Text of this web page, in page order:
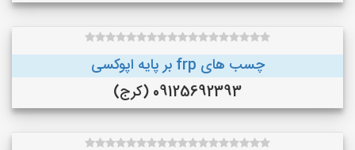
چسب های frp بر پایه اپوکسی
09125692393 (کرج)